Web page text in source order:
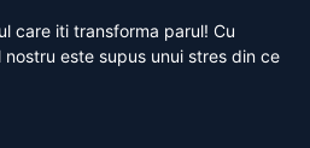
care iti transforma parul! Cu
este supus unui stres din ce